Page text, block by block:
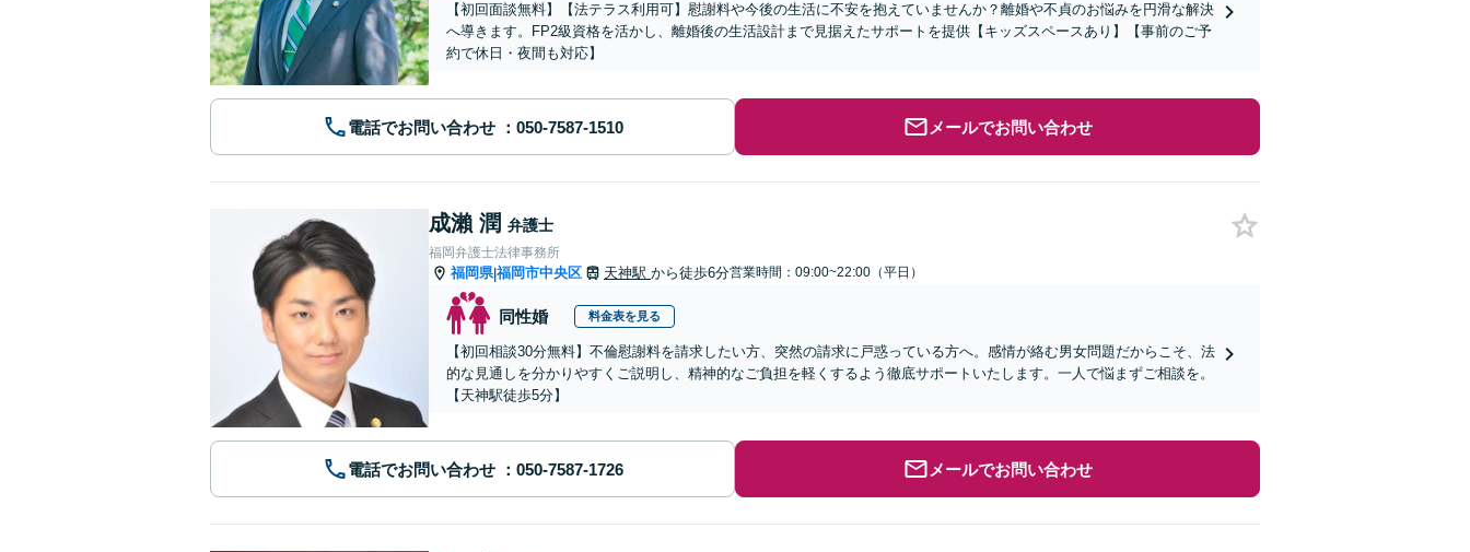
【初回面談無料】【法テラス利用可】慰謝料や今後の生活に不安を抱えていませんか？離婚や不貞のお悩みを円滑な解決
へ導きます。FP2級資格を活かし、離婚後の生活設計まで見据えたサポートを提供【キッズスペースあり】【事前のご予
約で休日・夜間も対応】
電話でお問い合わせ メールでお問い合わせ
成瀨 潤 弁護士
福岡弁護士法律事務所
福岡県|福岡市中央区 天神駅 から徒歩6分営業時間：09:00~22:00（平日）
同性婚 料金表を見る
【初回相談30分無料】不倫慰謝料を請求したい方、突然の請求に戸惑っている方へ。感情が絡む男女問題だからこそ、法
的な見通しを分かりやすくご説明し、精神的なご負担を軽くするよう徹底サポートいたします。一人で悩まずご相談を。
【天神駅徒歩5分】
電話でお問い合わせ メールでお問い合わせ